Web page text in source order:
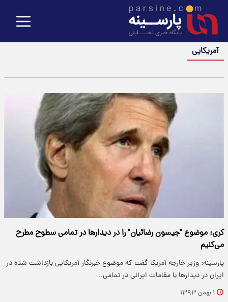
آمریکایی
کری: موضوع "جیسون رضائیان" را در دیدارها در تمامی سطوح مطرح
می‌کنیم
پارسینه: وزیر خارجه آمریکا گفت که موضوع خبرنگار آمریکایی بازداشت شده در
ایران در دیدارها با مقامات ایرانی در تمامی…
۱ بهمن ۱۳۹۳